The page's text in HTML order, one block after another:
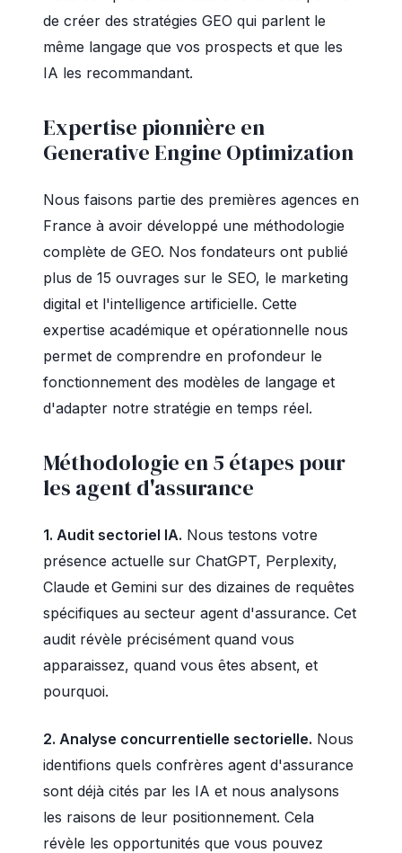
de créer des stratégies GEO qui parlent le
même langage que vos prospects et que les
IA les recommandant.
Expertise pionnière en
Generative Engine Optimization
Nous faisons partie des premières agences en
France à avoir développé une méthodologie
complète de GEO. Nos fondateurs ont publié
plus de 15 ouvrages sur le SEO, le marketing
digital et l'intelligence artificielle. Cette
expertise académique et opérationnelle nous
permet de comprendre en profondeur le
fonctionnement des modèles de langage et
d'adapter notre stratégie en temps réel.
Méthodologie en 5 étapes pour
les agent d'assurance
1. Audit sectoriel IA. Nous testons votre
présence actuelle sur ChatGPT, Perplexity,
Claude et Gemini sur des dizaines de requêtes
spécifiques au secteur agent d'assurance. Cet
audit révèle précisément quand vous
apparaissez, quand vous êtes absent, et
pourquoi.
2. Analyse concurrentielle sectorielle. Nous
identifions quels confrères agent d'assurance
sont déjà cités par les IA et nous analysons
les raisons de leur positionnement. Cela
révèle les opportunités que vous pouvez